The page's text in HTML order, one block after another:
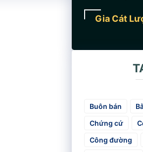
Gia Cát
Buôn bán
Chứng cứ
Công đường